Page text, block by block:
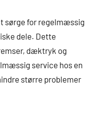
sørge for regelmæssig
dele. Dette
dæktryk og
service hos en
større problemer